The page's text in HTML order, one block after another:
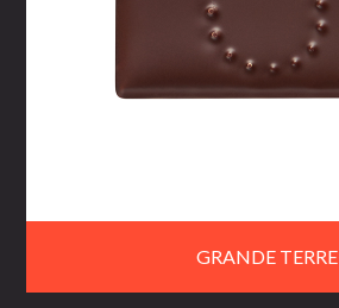
GRANDE TERRE